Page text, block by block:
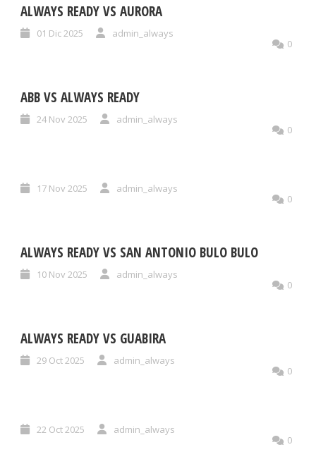
ALWAYS READY VS AURORA
01 Dic 2025
admin_always
0
ABB VS ALWAYS READY
24 Nov 2025
admin_always
0
17 Nov 2025
admin_always
0
ALWAYS READY VS SAN ANTONIO BULO BULO
10 Nov 2025
admin_always
0
ALWAYS READY VS GUABIRA
29 Oct 2025
admin_always
0
22 Oct 2025
admin_always
0